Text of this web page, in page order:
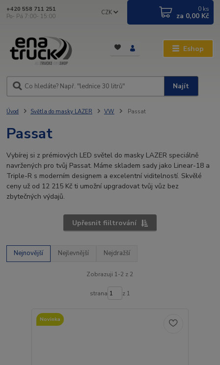
Eshop
CZK
Najít
+420 558 711 251
Po- Pá 7:00- 15:00
0 ks
za 0,00 Kč
Úvod Světla do masky LAZER VW Passat
Passat
Vybírej si z prémiových LED světel do masky LAZER speciálně
navržených pro tvůj Passat. Máme skladem sady jako Linear-18 a
Triple-R s moderním designem a excelentní viditelností. Skvělé
ceny už od 12 215 Kč ti umožní upgradovat tvůj vůz bez
zbytečných výdajů.
Upřesnit fiiltrování
Nejnovější Nejlevnější Nejdražší
Zobrazuji 1-2 z 2
strana z 1
Novinka